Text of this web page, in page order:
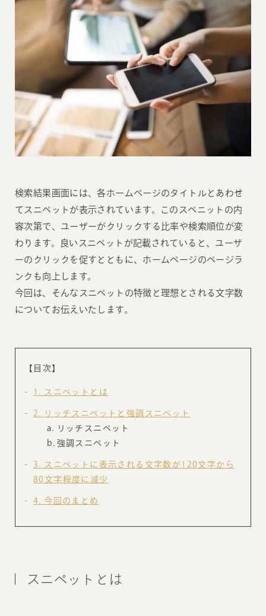
検索結果画面には、各ホームページのタイトルとあわせ
てスニペットが表示されています。このスペニットの内
容次第で、ユーザーがクリックする比率や検索順位が変
わります。良いスニペットが記載されていると、ユーザ
ーのクリックを促すとともに、ホームページのページラ
ンクも向上します。
今回は、そんなスニペットの特徴と理想とされる文字数
についてお伝えいたします。
【目次】
1 スニペットとは
2
リッチスニペットと強調スニペット
リッチスニペット
強調スニペット
3
スニペットに表示される文字数が120文字から
80文字程度に減少
4 今回のまとめ
スニペットとは